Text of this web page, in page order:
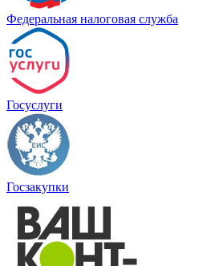
Федеральная налоговая служба
Госуслуги
Госзакупки